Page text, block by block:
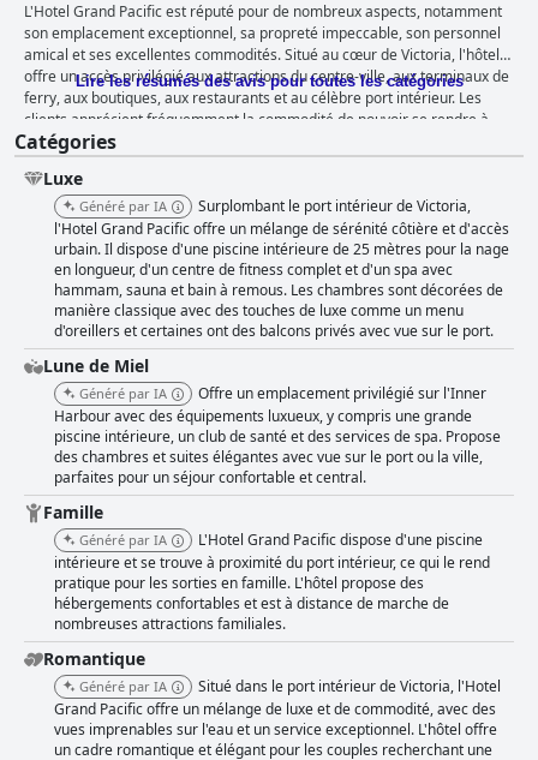
L'Hotel Grand Pacific est réputé pour de nombreux aspects, notamment
son emplacement exceptionnel, sa propreté impeccable, son personnel
amical et ses excellentes commodités. Situé au cœur de Victoria, l'hôtel
offre un accès privilégié aux attractions du centre-ville, aux terminaux de
ferry, aux boutiques, aux restaurants et au célèbre port intérieur. Les
clients apprécient fréquemment la commodité de pouvoir se rendre à
pied aux principaux sites touristiques de la ville, notamment les édifices
du Parlement. L'emplacement de l'hôtel au bord de l'eau et les vues
imprenables sur le port depuis de nombreuses chambres ajoutent à son
charme, ce qui en fait un choix de premier ordre pour les voyageurs à la
recherche à la fois de beauté et de fonctionnalité. En termes de
restauration, le petit-déjeuner de l'hôtel est un point fort important, les
clients appréciant son goût délicieux, en particulier les pommes de terre
parfaitement cuisinées et les crêpes "exceptionnelles". Le restaurant
Fathom, où sont servis le petit-déjeuner et le dîner, reçoit de nombreuses
éloges pour ses plats savoureux et son excellent service. Bien que
certains aient trouvé le dîner un peu cher et le menu limité, les
commentaires généraux sont positifs, et beaucoup apprécient les repas
savoureux et l'ambiance élégante. Les chambres de l'Hotel Grand Pacific
sont constamment louées pour leur espace, leur propreté et leur confort.
Les intérieurs magnifiques et modernes, combinés à de superbes vues
sur le port intérieur, en particulier dans les chambres avec vue sur le
port, sont fréquemment complimentés. Malgré quelques critiques
mineures concernant la décoration désuète de certaines chambres et
des problèmes occasionnels avec les coffres-forts ou quelques
équipements manquants, l'expérience globale des clients reste
favorable. Le personnel amical et serviable améliore encore le séjour,
assurant un environnement agréable et accueillant. La propreté de
l'hôtel se distingue, les clients remarquant souvent les chambres
impeccables et les espaces communs bien entretenus. Ceci, combiné à
l'insonorisation, contribue à un séjour serein et confortable. La salle de
sport et la piscine sont également des points forts, reconnus pour leur
qualité et leur variété. La salle de sport est décrite comme bien équipée
et excellente, tandis que la piscine intérieure, le bain à remous et le
sauna sont loués pour leur propreté et leur superbe entretien. Le
Lire les résumés des avis pour toutes les catégories
Catégories
Luxe
Généré par IA
Surplombant le port intérieur de Victoria,
l'Hotel Grand Pacific offre un mélange de sérénité côtière et d'accès
urbain. Il dispose d'une piscine intérieure de 25 mètres pour la nage
en longueur, d'un centre de fitness complet et d'un spa avec
hammam, sauna et bain à remous. Les chambres sont décorées de
manière classique avec des touches de luxe comme un menu
d'oreillers et certaines ont des balcons privés avec vue sur le port.
Lune de Miel
Généré par IA
Offre un emplacement privilégié sur l'Inner
Harbour avec des équipements luxueux, y compris une grande
piscine intérieure, un club de santé et des services de spa. Propose
des chambres et suites élégantes avec vue sur le port ou la ville,
parfaites pour un séjour confortable et central.
Famille
Généré par IA
L'Hotel Grand Pacific dispose d'une piscine
intérieure et se trouve à proximité du port intérieur, ce qui le rend
pratique pour les sorties en famille. L'hôtel propose des
hébergements confortables et est à distance de marche de
nombreuses attractions familiales.
Romantique
Généré par IA
Situé dans le port intérieur de Victoria, l'Hotel
Grand Pacific offre un mélange de luxe et de commodité, avec des
vues imprenables sur l'eau et un service exceptionnel. L'hôtel offre
un cadre romantique et élégant pour les couples recherchant une